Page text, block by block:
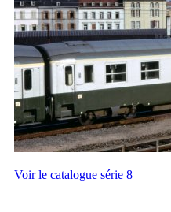
Voir le catalogue série 8